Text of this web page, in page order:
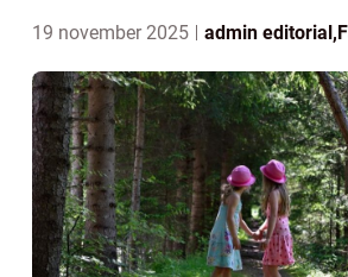
19 november 2025 admin editorial,